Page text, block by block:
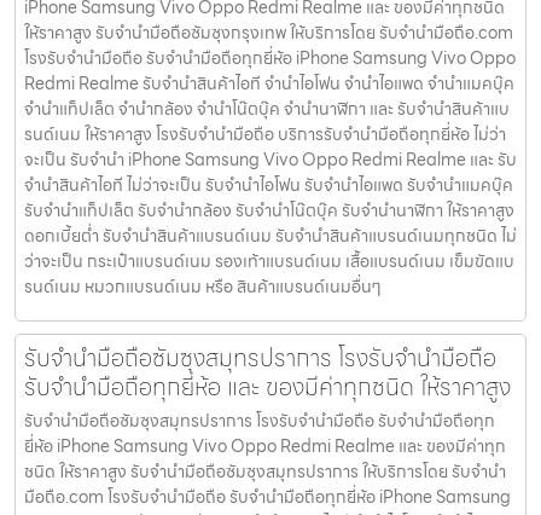
iPhone Samsung Vivo Oppo Redmi Realme และ ของมีค่าทุกชนิด
ให้ราคาสูง รับจำนำมือถือซัมซุงกรุงเทพ ให้บริการโดย รับจํานํามือถือ.com
โรงรับจำนำมือถือ รับจำนำมือถือทุกยี่ห้อ iPhone Samsung Vivo Oppo
Redmi Realme รับจำนำสินค้าไอที จำนำไอโฟน จำนำไอแพด จำนำแมคบุ๊ค
จำนำแท็ปเล็ต จำนำกล้อง จำนำโน๊ตบุ๊ค จำนำนาฬิกา และ รับจำนำสินค้าแบ
รนด์เนม ให้ราคาสูง โรงรับจำนำมือถือ บริการรับจำนำมือถือทุกยี่ห้อ ไม่ว่า
จะเป็น รับจำนำ iPhone Samsung Vivo Oppo Redmi Realme และ รับ
จำนำสินค้าไอที ไม่ว่าจะเป็น รับจำนำไอโฟน รับจำนำไอแพด รับจำนำแมคบุ๊ค
รับจำนำแท็ปเล็ต รับจำนำกล้อง รับจำนำโน๊ตบุ๊ค รับจำนำนาฬิกา ให้ราคาสูง
ดอกเบี้ยต่ำ รับจำนำสินค้าแบรนด์เนม รับจำนำสินค้าแบรนด์เนมทุกชนิด ไม่
ว่าจะเป็น กระเป๋าแบรนด์เนม รองเท้าแบรนด์เนม เสื้อแบรนด์เนม เข็มขัดแบ
รนด์เนม หมวกแบรนด์เนม หรือ สินค้าแบรนด์เนมอื่นๆ
รับจำนำมือถือซัมซุงสมุทรปราการ โรงรับจำนำมือถือ
รับจำนำมือถือทุกยี่ห้อ และ ของมีค่าทุกชนิด ให้ราคาสูง
รับจำนำมือถือซัมซุงสมุทรปราการ โรงรับจำนำมือถือ รับจำนำมือถือทุก
ยี่ห้อ iPhone Samsung Vivo Oppo Redmi Realme และ ของมีค่าทุก
ชนิด ให้ราคาสูง รับจำนำมือถือซัมซุงสมุทรปราการ ให้บริการโดย รับจํานํา
มือถือ.com โรงรับจำนำมือถือ รับจำนำมือถือทุกยี่ห้อ iPhone Samsung